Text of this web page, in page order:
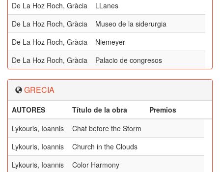
De La Hoz Roch, Gràcia
LLanes
De La Hoz Roch, Gràcia
Museo de la siderurgia
De La Hoz Roch, Gràcia
Niemeyer
De La Hoz Roch, Gràcia
Palacio de congresos
GRECIA
AUTORES Título de la obra
Premios
Lykouris, Ioannis
Chat before the Storm
Lykouris, Ioannis
Church in the Clouds
Lykouris, Ioannis
Color Harmony